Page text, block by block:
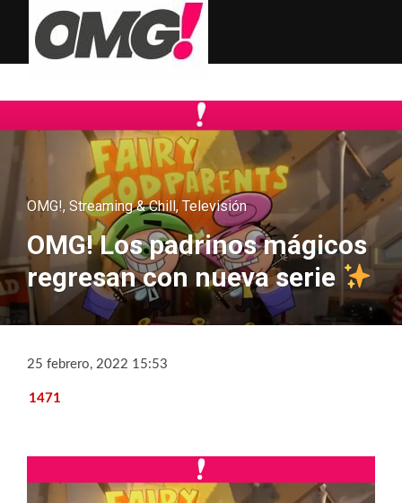
OMG!, Streaming & Chill, Televisión
OMG! Los padrinos mágicos
regresan con nueva serie
25 febrero, 2022 15:53
1471